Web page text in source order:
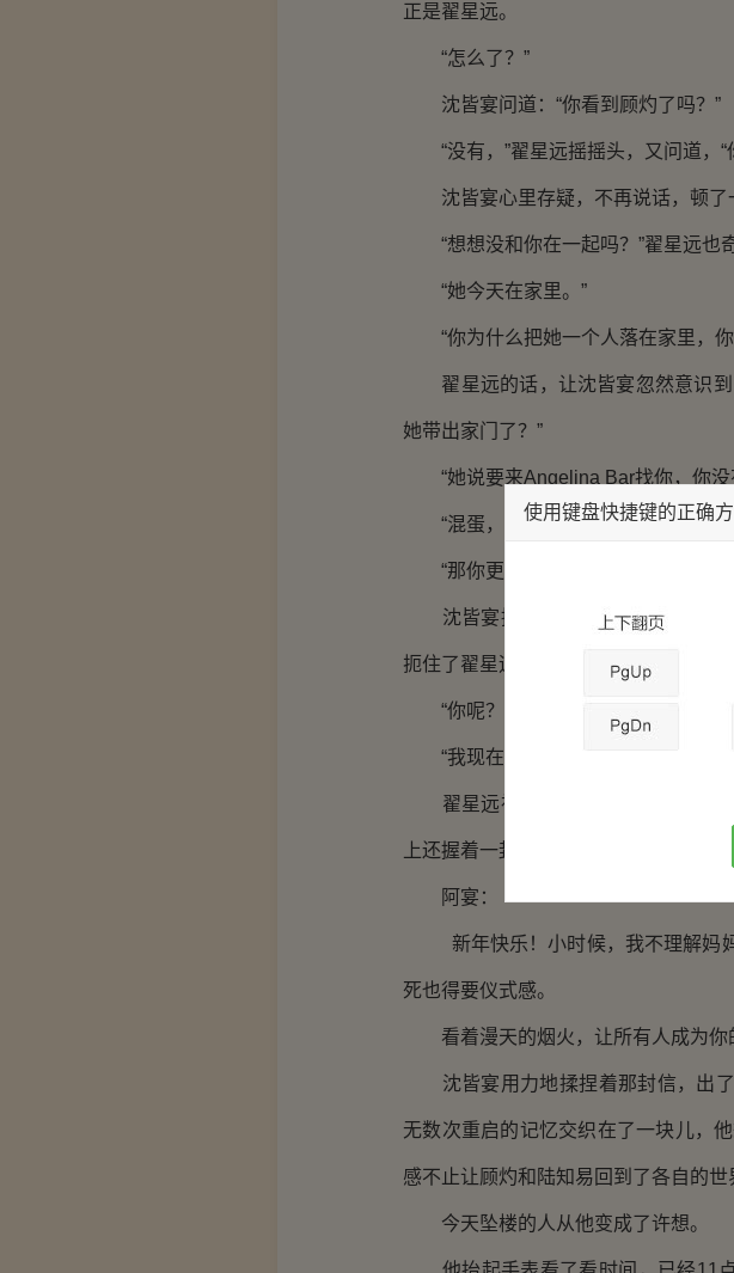
正是翟星远。
“怎么了？”
沈皆宴问道：“你看到顾灼了吗？”
“没有，”翟星远摇摇头，又问道，“
沈皆宴心里存疑，不再说话，顿了
“想想没和你在一起吗？”翟星远也奇
“她今天在家里。”
“你为什么把她一个人落在家里，你
翟星远的话，让沈皆宴忽然意识到
她带出家门了？”
“她说要来Angelina Bar找你，你没
“混蛋，你不知道顾灼越狱了吗？”
“那你更不应该把她一个人放在家里
沈皆宴揉了揉眉心，理了理思绪，
扼住了翟星远的手腕，一字一顿道：“
“你呢？”
“我现在就过去。”
翟星远神情严肃地点了点头，沈皆
上还握着一封薄薄的信，他打开了信
阿宴：
新年快乐！小时候，我不理解妈妈
死也得要仪式感。
看着漫天的烟火，让所有人成为你
沈皆宴用力地揉捏着那封信，出了
无数次重启的记忆交织在了一块儿，
感不止让顾灼和陆知易回到了各自的世
今天坠楼的人从他变成了许想。
使用键盘快捷键的正确